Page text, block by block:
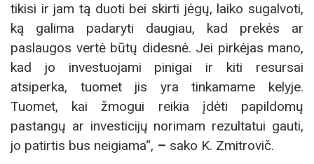
tikisi ir jam tą duoti bei skirti jėgų, laiko sugalvoti,
ką galima padaryti daugiau, kad prekės ar
paslaugos vertė būtų didesnė. Jei pirkėjas mano,
kad jo investuojami pinigai ir kiti resursai
atsiperka, tuomet jis yra tinkamame kelyje.
Tuomet, kai žmogui reikia įdėti papildomų
pastangų ar investicijų norimam rezultatui gauti,
jo patirtis bus neigiama“, – sako K. Zmitrovič.